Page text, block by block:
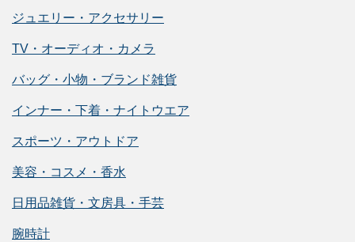
ジュエリー・アクセサリー
TV・オーディオ・カメラ
バッグ・小物・ブランド雑貨
インナー・下着・ナイトウエア
スポーツ・アウトドア
美容・コスメ・香水
日用品雑貨・文房具・手芸
腕時計